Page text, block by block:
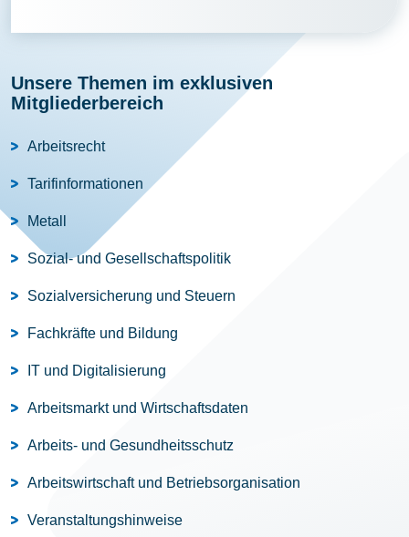
Unsere Themen im exklusiven
Mitgliederbereich
Arbeitsrecht
Tarifinformationen
Metall
Sozial- und Gesellschaftspolitik
Sozialversicherung und Steuern
Fachkräfte und Bildung
IT und Digitalisierung
Arbeitsmarkt und Wirtschaftsdaten
Arbeits- und Gesundheitsschutz
Arbeitswirtschaft und Betriebsorganisation
Veranstaltungshinweise